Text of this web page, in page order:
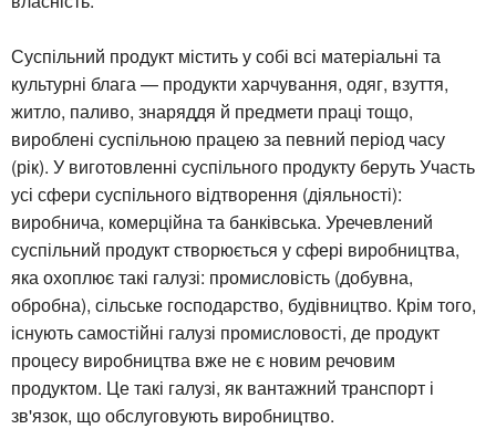
Суспільний продукт містить у собі всі матеріальні та
культурні блага — продукти харчування, одяг, взуття,
житло, паливо, знаряддя й предмети праці тощо,
вироблені суспільною працею за певний період часу
(рік). У виготовленні суспільного продукту беруть Участь
усі сфери суспільного відтворення (діяльності):
виробнича, комерційна та банківська. Уречевлений
суспільний продукт створюється у сфері виробництва,
яка охоплює такі галузі: промисловість (добувна,
обробна), сільське господарство, будівництво. Крім того,
існують самостійні галузі промисловості, де продукт
процесу виробництва вже не є новим речовим
продуктом. Це такі галузі, як вантажний транспорт і
зв'язок, що обслуговують виробництво.